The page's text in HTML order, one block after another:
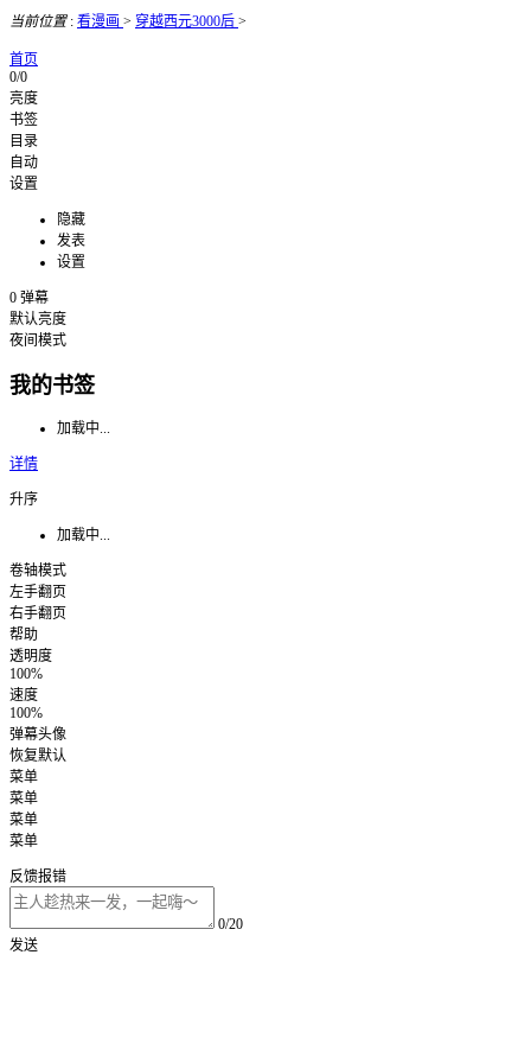
当前位置: 看漫画 > 穿越西元3000后 >
首页
0/0
亮度
书签
目录
自动
设置
隐藏
发表
设置
0 弹幕
默认亮度
夜间模式
我的书签
加载中...
详情
升序
加载中...
卷轴模式
左手翻页
右手翻页
帮助
透明度
100%
速度
100%
弹幕头像
恢复默认
菜单
菜单
菜单
菜单
反馈报错
0/20
发送